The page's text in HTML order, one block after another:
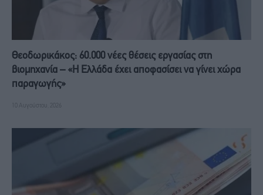
Θεοδωρικάκος: 60.000 νέες θέσεις εργασίας στη
βιομηχανία – «Η Ελλάδα έχει αποφασίσει να γίνει χώρα
παραγωγής»
10 Αυγούστου, 2026